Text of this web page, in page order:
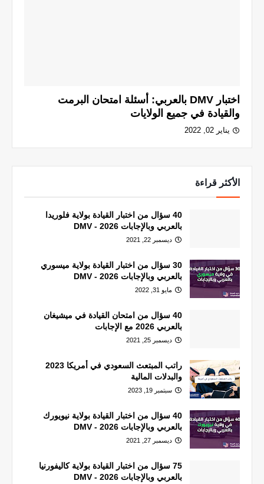
اختبار DMV بالعربي: أسئلة امتحان البرمت
والقيادة في جميع الولايات
يناير 02, 2022
الأكثر قراءة
40 سؤال من اختبار القيادة بولاية فلوريدا
بالعربي وبالإجابات 2026 - DMV
ديسمبر 22, 2021
30 سؤال من اختبار القيادة بولاية ميسوري
بالعربي وبالإجابات 2026 - DMV
مايو 31, 2022
40 سؤال من امتحان القيادة في ميشيغان
بالعربي 2026 مع الإجابات
ديسمبر 25, 2021
راتب المبتعث السعودي في أمريكا 2023
والبدلات المالية
سبتمبر 19, 2023
40 سؤال من اختبار القيادة بولاية نيويورك
بالعربي وبالإجابات 2026 - DMV
ديسمبر 27, 2021
75 سؤال من اختبار القيادة بولاية كاليفورنيا
بالعربي وبالإجابات 2026 - DMV